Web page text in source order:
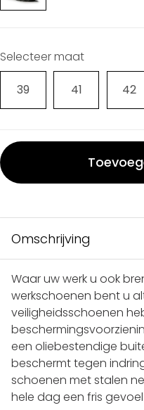
Selecteer maat
39 41 42
Omschrijving
Waar uw werk u ook
werkschoenen bent u
veiligheidsschoenen
een oliebestendige
beschermt tegen
schoenen met stalen
hele dag een fris